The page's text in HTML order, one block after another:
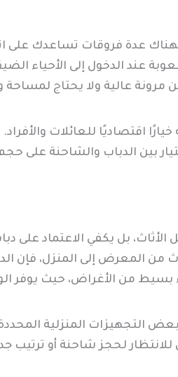
عدة فروقات تساعدك على
عند الدخول إلى الأحياء
مرونة عالية ولا يحتاج
اقتصاديًا للعائلات
بين الدباب والشاحنة على
الأثاث، بل يكفي الاعتماد
المعرض إلى المنزل، فإن
بسيط من الأغراض، حيث يوفر
التجهيزات المنزلية
للانتظار لحجز شاحنة أو